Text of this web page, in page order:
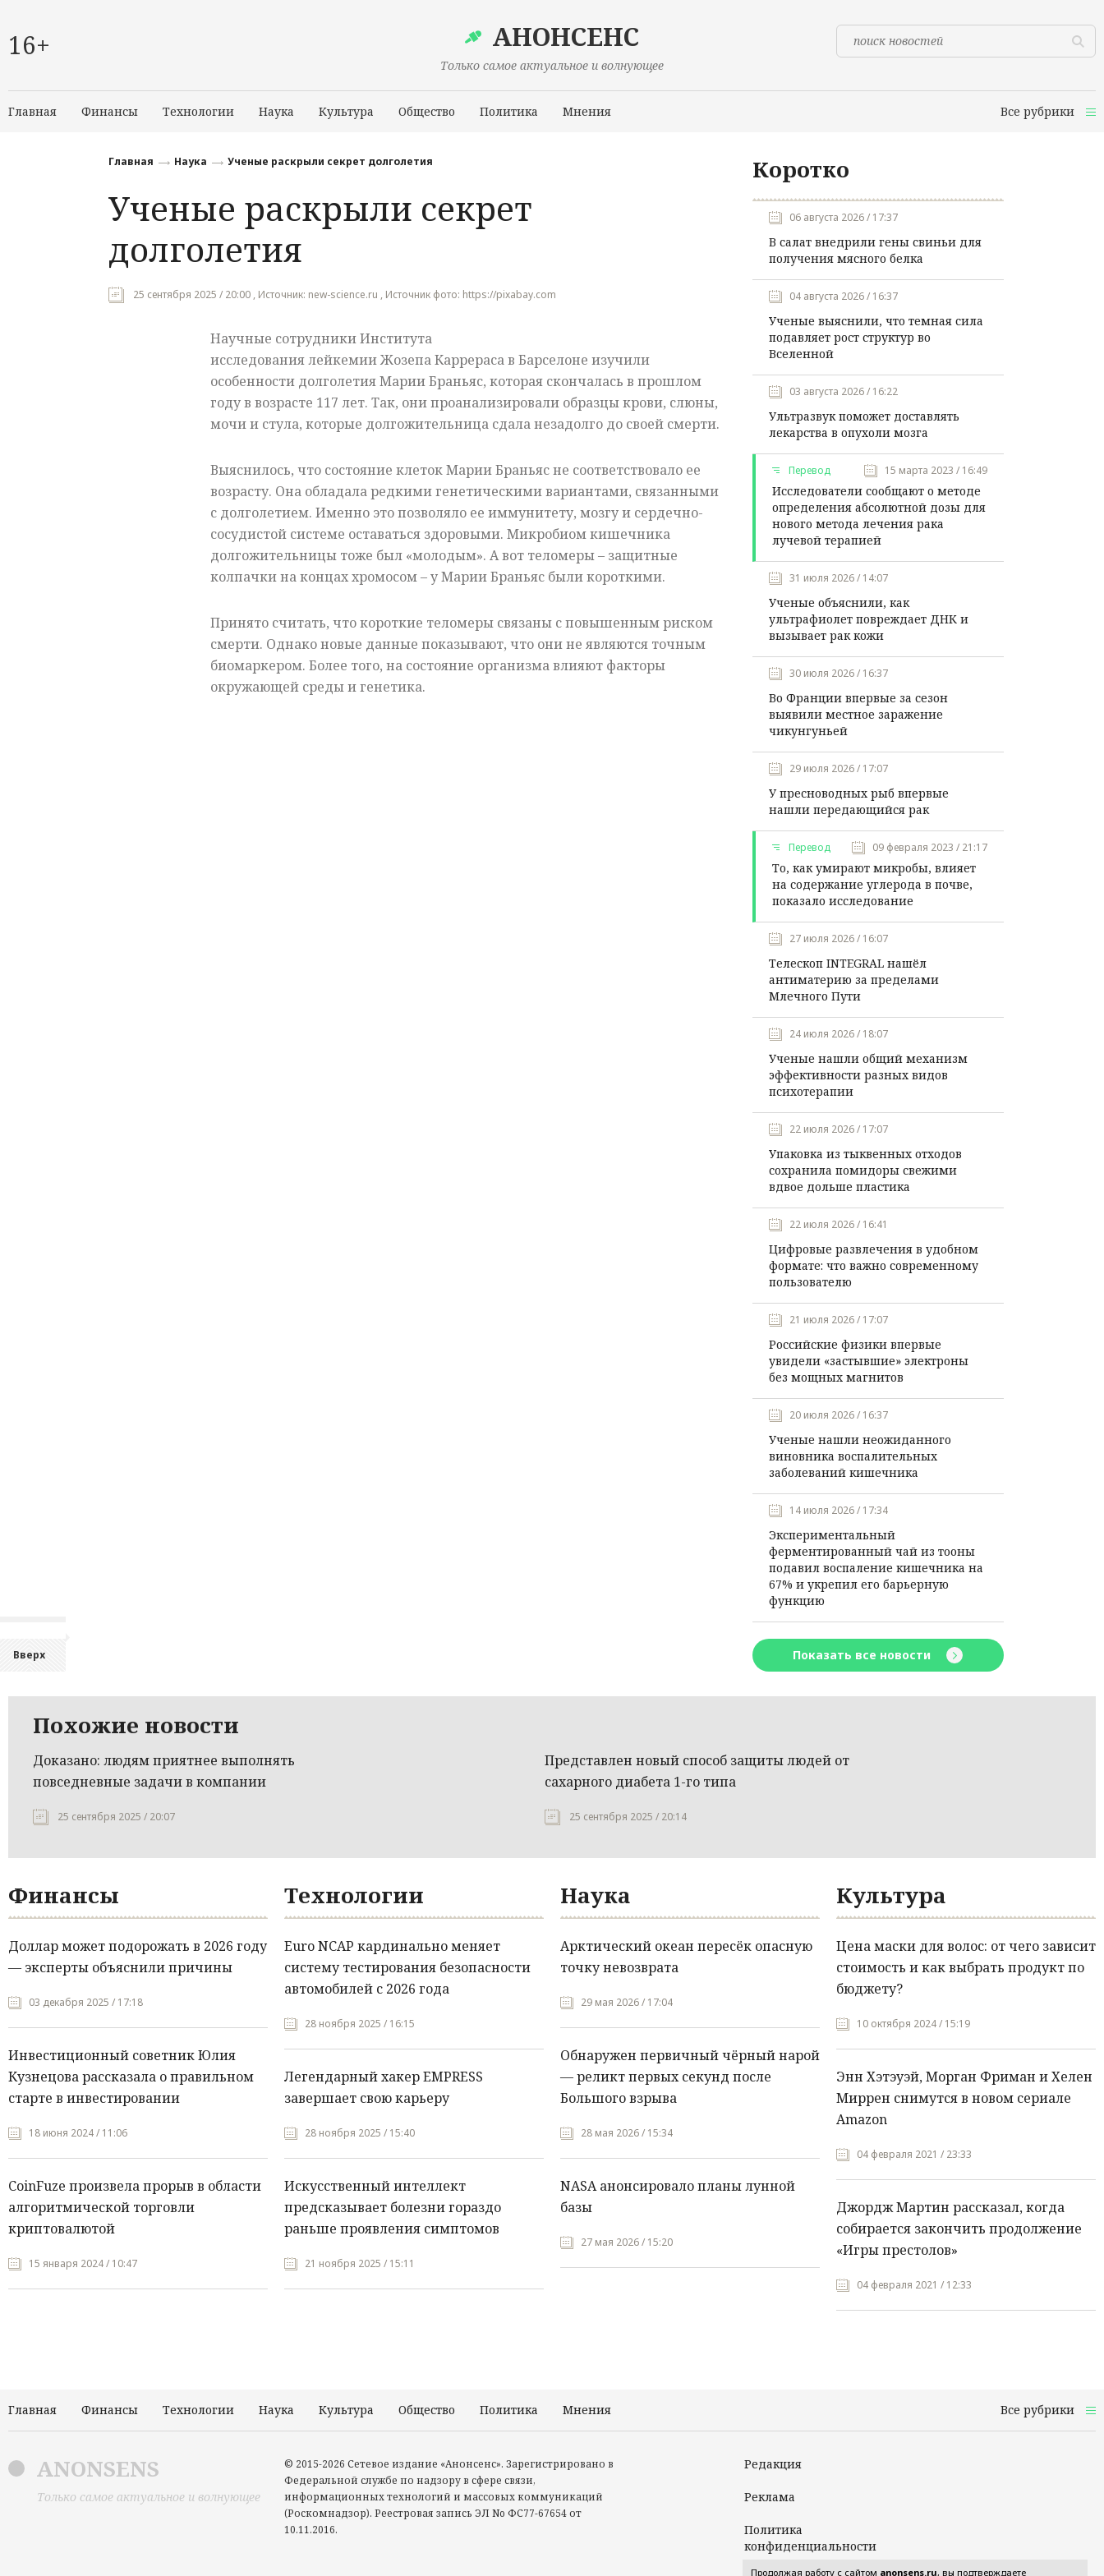
16+ АНОНСЕНС
Только самое актуальное и волнующее
Главная Финансы Технологии Наука Культура Общество Политика Мнения Все рубрики
Вверх
Главная Наука Ученые раскрыли секрет долголетия
Ученые раскрыли секрет
долголетия
25 сентября 2025 / 20:00 , Источник: new-science.ru , Источник фото: https://pixabay.com
Научные сотрудники Института
исследования лейкемии Жозепа Каррераса в Барселоне изучили
особенности долголетия Марии Браньяс, которая скончалась в прошлом
году в возрасте 117 лет. Так, они проанализировали образцы крови, слюны,
мочи и стула, которые долгожительница сдала незадолго до своей смерти.
Выяснилось, что состояние клеток Марии Браньяс не соответствовало ее
возрасту. Она обладала редкими генетическими вариантами, связанными
с долголетием. Именно это позволяло ее иммунитету, мозгу и сердечно-
сосудистой системе оставаться здоровыми. Микробиом кишечника
долгожительницы тоже был «молодым». А вот теломеры – защитные
колпачки на концах хромосом – у Марии Браньяс были короткими.
Принято считать, что короткие теломеры связаны с повышенным риском
смерти. Однако новые данные показывают, что они не являются точным
биомаркером. Более того, на состояние организма влияют факторы
окружающей среды и генетика.
Коротко
06 августа 2026 / 17:37
В салат внедрили гены свиньи для
получения мясного белка
04 августа 2026 / 16:37
Ученые выяснили, что темная сила
подавляет рост структур во
Вселенной
03 августа 2026 / 16:22
Ультразвук поможет доставлять
лекарства в опухоли мозга
Перевод 15 марта 2023 / 16:49
Исследователи сообщают о методе
определения абсолютной дозы для
нового метода лечения рака
лучевой терапией
31 июля 2026 / 14:07
Ученые объяснили, как
ультрафиолет повреждает ДНК и
вызывает рак кожи
30 июля 2026 / 16:37
Во Франции впервые за сезон
выявили местное заражение
чикунгуньей
29 июля 2026 / 17:07
У пресноводных рыб впервые
нашли передающийся рак
Перевод 09 февраля 2023 / 21:17
То, как умирают микробы, влияет
на содержание углерода в почве,
показало исследование
27 июля 2026 / 16:07
Телескоп INTEGRAL нашёл
антиматерию за пределами
Млечного Пути
24 июля 2026 / 18:07
Ученые нашли общий механизм
эффективности разных видов
психотерапии
22 июля 2026 / 17:07
Упаковка из тыквенных отходов
сохранила помидоры свежими
вдвое дольше пластика
22 июля 2026 / 16:41
Цифровые развлечения в удобном
формате: что важно современному
пользователю
21 июля 2026 / 17:07
Российские физики впервые
увидели «застывшие» электроны
без мощных магнитов
20 июля 2026 / 16:37
Ученые нашли неожиданного
виновника воспалительных
заболеваний кишечника
14 июля 2026 / 17:34
Экспериментальный
ферментированный чай из тооны
подавил воспаление кишечника на
67% и укрепил его барьерную
функцию
Показать все новости
Похожие новости
Доказано: людям приятнее выполнять
повседневные задачи в компании
25 сентября 2025 / 20:07
Представлен новый способ защиты людей от
сахарного диабета 1-го типа
25 сентября 2025 / 20:14
Финансы
Доллар может подорожать в 2026 году
— эксперты объяснили причины
03 декабря 2025 / 17:18
Инвестиционный советник Юлия
Кузнецова рассказала о правильном
старте в инвестировании
18 июня 2024 / 11:06
CoinFuze произвела прорыв в области
алгоритмической торговли
криптовалютой
15 января 2024 / 10:47
Технологии
Euro NCAP кардинально меняет
систему тестирования безопасности
автомобилей с 2026 года
28 ноября 2025 / 16:15
Легендарный хакер EMPRESS
завершает свою карьеру
28 ноября 2025 / 15:40
Искусственный интеллект
предсказывает болезни гораздо
раньше проявления симптомов
21 ноября 2025 / 15:11
Наука
Арктический океан пересёк опасную
точку невозврата
29 мая 2026 / 17:04
Обнаружен первичный чёрный нарой
— реликт первых секунд после
Большого взрыва
28 мая 2026 / 15:34
NASA анонсировало планы лунной
базы
27 мая 2026 / 15:20
Культура
Цена маски для волос: от чего зависит
стоимость и как выбрать продукт по
бюджету?
10 октября 2024 / 15:19
Энн Хэтэуэй, Морган Фриман и Хелен
Миррен снимутся в новом сериале
Amazon
04 февраля 2021 / 23:33
Джордж Мартин рассказал, когда
собирается закончить продолжение
«Игры престолов»
04 февраля 2021 / 12:33
Главная Финансы Технологии Наука Культура Общество Политика Мнения Все рубрики
ANONSENS
Только самое актуальное и волнующее
© 2015-2026 Сетевое издание «Анонсенс». Зарегистрировано в
Федеральной службе по надзору в сфере связи,
информационных технологий и массовых коммуникаций
(Роскомнадзор). Реестровая запись ЭЛ No ФС77-67654 от
10.11.2016.
Редакция
Реклама
Политика
конфиденциальности
Продолжая работу с сайтом anonsens.ru, вы подтверждаете